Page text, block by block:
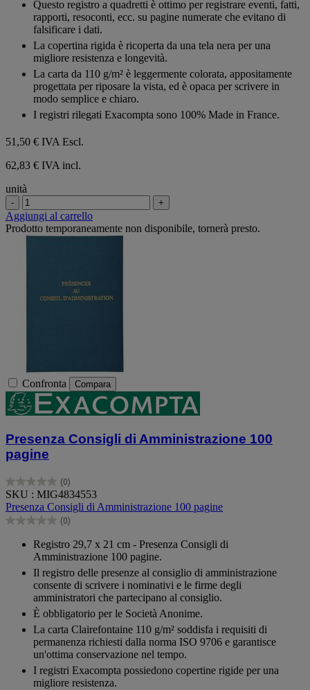
stelle.
Questo registro a quadretti è ottimo per registrare eventi, fatti,
rapporti, resoconti, ecc. su pagine numerate che evitano di
falsificare i dati.
La copertina rigida è ricoperta da una tela nera per una
migliore resistenza e longevità.
La carta da 110 g/m² è leggermente colorata, appositamente
progettata per riposare la vista, ed è opaca per scrivere in
modo semplice e chiaro.
I registri rilegati Exacompta sono 100% Made in France.
51,50 € IVA Escl.
62,83 € IVA incl.
unità
- +
Aggiungi al carrello
Prodotto temporaneamente non disponibile, tornerà presto.
Confronta Compara
Presenza Consigli di Amministrazione 100
pagine
(0)
0.0
su
5
stelle.
SKU : MIG4834553
Presenza Consigli di Amministrazione 100 pagine
(0)
0.0
Registro 29,7 x 21 cm - Presenza Consigli di
Amministrazione 100 pagine.
Il registro delle presenze al consiglio di amministrazione
consente di scrivere i nominativi e le firme degli
amministratori che partecipano al consiglio.
È obbligatorio per le Società Anonime.
La carta Clairefontaine 110 g/m² soddisfa i requisiti di
permanenza richiesti dalla norma ISO 9706 e garantisce
un'ottima conservazione nel tempo.
I registri Exacompta possiedono copertine rigide per una
migliore resistenza.